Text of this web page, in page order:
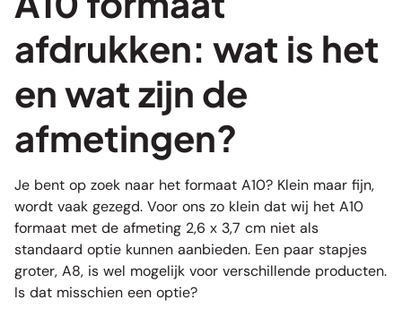
afdrukken: wat is het
en wat zijn de
afmetingen?
Je bent op zoek naar het formaat A10? Klein maar fijn,
wordt vaak gezegd. Voor ons zo klein dat wij het A10
formaat met de afmeting 2,6 x 3,7 cm niet als
standaard optie kunnen aanbieden. Een paar stapjes
groter, A8, is wel mogelijk voor verschillende producten.
Is dat misschien een optie?